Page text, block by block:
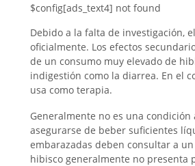
$config[ads_text4] not found
Debido a la falta de investigación,
oficialmente. Los efectos
de un consumo muy elevado de
indigestión como la diarrea. En el
usa como terapia.
Generalmente no es una
asegurarse de beber suficientes
embarazadas deben consultar a
hibisco generalmente no presenta